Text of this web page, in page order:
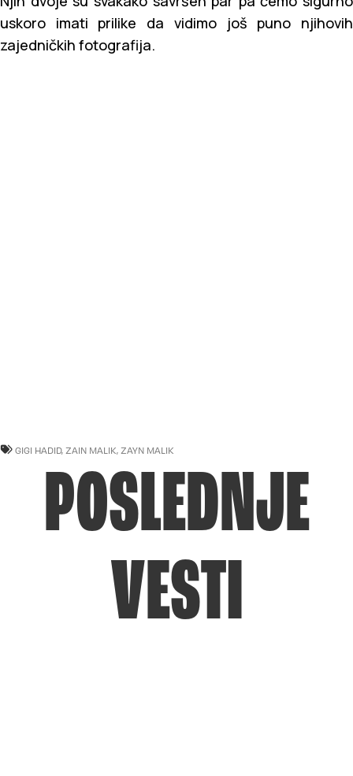
uskoro imati prilike da vidimo još puno njihovih
zajedničkih fotografija.
GIGI HADID, ZAIN MALIK, ZAYN MALIK
POSLEDNJE
VESTI